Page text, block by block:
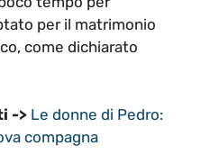
per il matrimonio
come dichiarato
-> Le donne di Pedro:
compagna